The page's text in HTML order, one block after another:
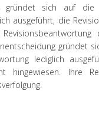
gründet sich auf
ausgeführt, die
gründet
lediglich
hingewiesen. Ihre